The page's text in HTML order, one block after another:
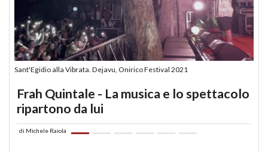
Sant'Egidio alla Vibrata. Dejavu, Onirico Festival 2021
Frah Quintale - La musica e lo spettacolo
ripartono da lui
di Michele Raiola